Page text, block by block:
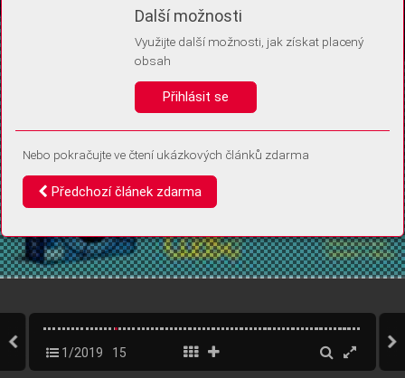
Identifikátor je zcela anonymní.
Vaše souhlasy a odmítnutí si ukládáme do vašeho zařízení, abychom se
vás už příště znovu neptali. Můžete je kdykoli později upravit ve Správě
1/2019 15
Další možnosti
Využijte další možnosti, jak získat placený
obsah
Přihlásit se
Nebo pokračujte ve čtení ukázkových článků zdarma
Předchozí článek zdarma